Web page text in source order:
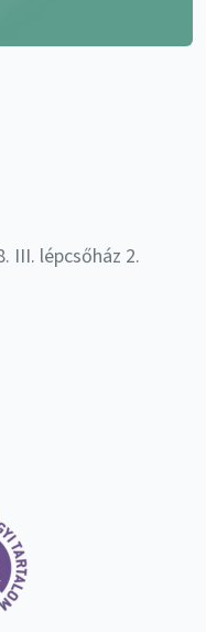
III. lépcsőház 2.